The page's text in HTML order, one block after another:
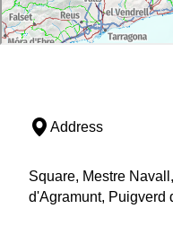
Address
Square, Mestre
d'Agramunt, Puigverd